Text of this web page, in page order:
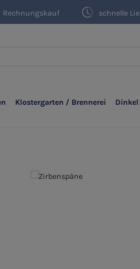
Rechnungskauf schnelle
Klostergarten / Brennerei